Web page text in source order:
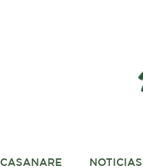
CASANARE NOTICIAS